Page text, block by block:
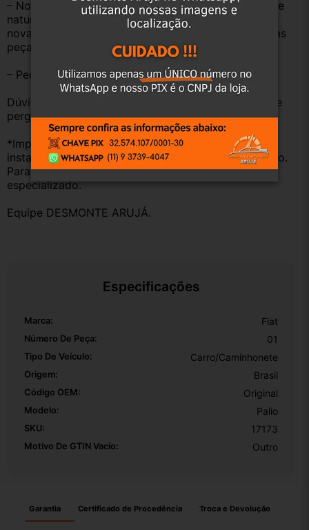
– Nossas peças são USADAS e apresentam desgaste
natural pelo tempo. Peças perfeitas são apenas as
novas e sem uso. No entanto, garantimos que nossas
peças estão em BOM ESTADO e foram testadas.
– Peças são ORIGINAIS USADAS.
Dúvidas sobre uso ou aplicação, utilizar o campo de
perguntas;
*Importante: Não nos responsabilizamos por
instalações inadequadas ou uso indevido do produto.
Para evitar problemas, consulte um profissional
especializado.
Equipe DESMONTE ARUJÁ.
Especificações
Marca: Fiat
Número De Peça: 01
Tipo De Veículo: Carro/Caminhonete
Origem: Brasil
Código OEM: Original
Modelo: Palio
SKU: 17173
Motivo De GTIN Vacío: Outro
Garantia Certificado de Procedência Troca e Devolução